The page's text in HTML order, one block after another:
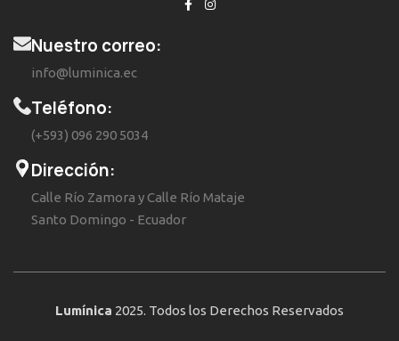
Nuestro correo:
info@luminica.ec
Teléfono:
(+593) 096 290 5034
Dirección:
Calle Río Zamora y Calle Río Mataje
Santo Domingo - Ecuador
Lumínica 2025. Todos los Derechos Reservados